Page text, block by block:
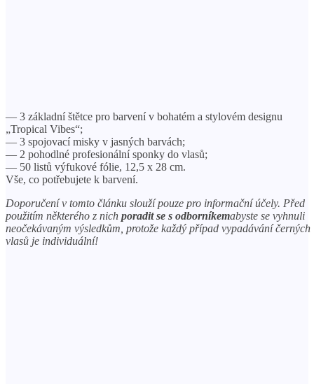
— 3 základní štětce pro barvení v bohatém a stylovém designu
„Tropical Vibes“;
— 3 spojovací misky v jasných barvách;
— 2 pohodlné profesionální sponky do vlasů;
— 50 listů výfukové fólie, 12,5 x 28 cm.
Vše, co potřebujete k barvení.
Doporučení v tomto článku slouží pouze pro informační účely. Před
použitím některého z nich poradit se s odborníkemabyste se vyhnuli
neočekávaným výsledkům, protože každý případ vypadávání černých
vlasů je individuální!